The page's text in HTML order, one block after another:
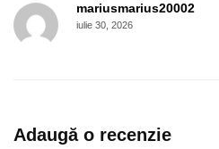
mariusmarius20002
iulie 30, 2026
Adaugă o recenzie